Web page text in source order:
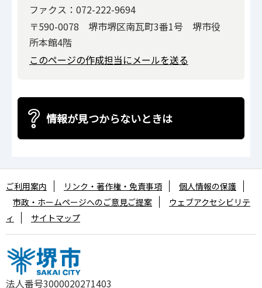
ファクス：072-222-9694
〒590-0078 堺市堺区南瓦町3番1号 堺市役
所本館4階
このページの作成担当にメールを送る
情報が見つからないときは
法人番号3000020271403
ご利用案内 リンク・著作権・免責事項
個人情報の保護
市政・ホームページへのご意見ご提案
ウェブアクセシビリテ
ィ
サイトマップ